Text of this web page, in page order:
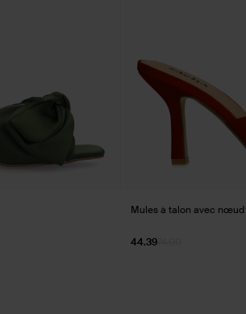
Mules à talon avec
44.39